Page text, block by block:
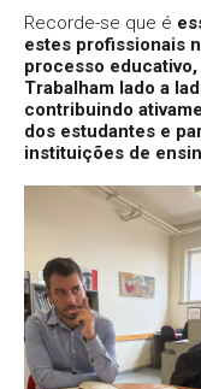
Recorde-se que é
estes profissionais
processo
Trabalham lado a
contribuindo
dos estudantes e
instituições de